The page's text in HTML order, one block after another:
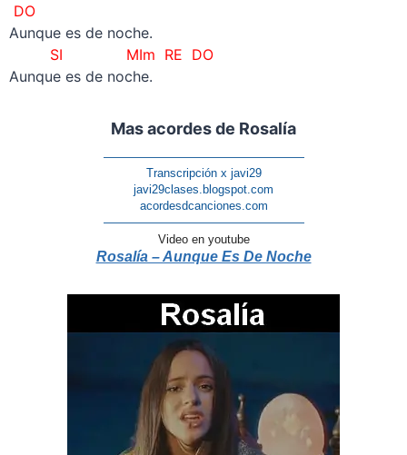
DO
Aunque es de noche.
SI MIm RE DO
Aunque es de noche.
Mas acordes de Rosalía
—————————————————
Transcripción x javi29
javi29clases.blogspot.com
acordesdcanciones.com
—————————————————
Video en youtube
Rosalía – Aunque Es De Noche